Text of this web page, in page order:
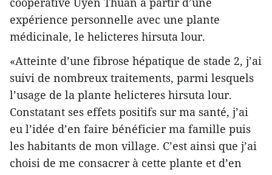
expérience personnelle avec une plante
médicinale, le helicteres hirsuta lour.
«Atteinte d’une fibrose hépatique de stade 2, j’ai
suivi de nombreux traitements, parmi lesquels
l’usage de la plante helicteres hirsuta lour.
Constatant ses effets positifs sur ma santé, j’ai
eu l’idée d’en faire bénéficier ma famille puis
les habitants de mon village. C’est ainsi que j’ai
choisi de me consacrer à cette plante et d’en